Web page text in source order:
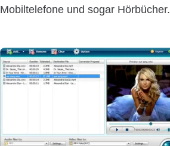
Mobiltelefone und sogar Hörbücher.